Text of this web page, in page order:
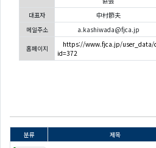
대표자 中村節夫
메일주소
a.kashiwada@fjca.jp
홈페이지
https://www.fjca.jp/user_data/
id=372
분류 제목